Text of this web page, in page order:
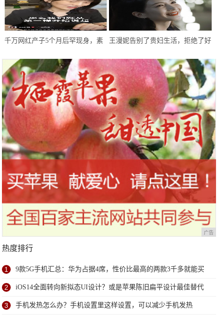
千万网红产子5个月后罕现身，素
王漫妮告别了贵妇生活，拒绝了好
广告
热度排行
1 9款5G手机汇总：华为占据4席，性价比最高的两款3千多就能买
到
2 iOS14全面转向新拟态UI设计？或是苹果陈旧扁平设计最佳替代
方案
3 手机发热怎么办？手机设置里这样设置，可以减少手机发热